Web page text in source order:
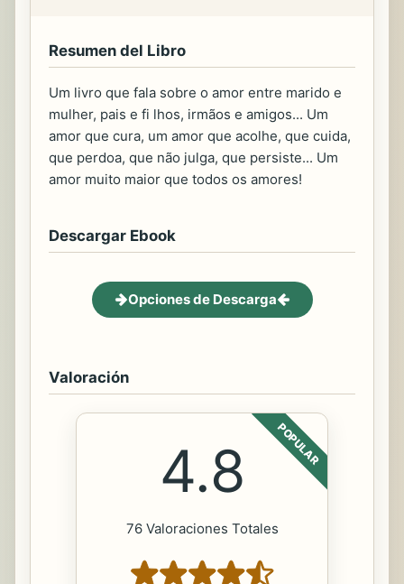
Resumen del Libro
Um livro que fala sobre o amor entre marido e
mulher, pais e fi lhos, irmãos e amigos... Um
amor que cura, um amor que acolhe, que cuida,
que perdoa, que não julga, que persiste... Um
amor muito maior que todos os amores!
Descargar Ebook
Opciones de Descarga
Valoración
POPULAR
4.8
76 Valoraciones Totales